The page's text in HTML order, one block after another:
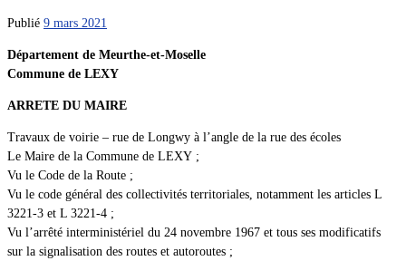
Publié 9 mars 2021
Département de Meurthe-et-Moselle
Commune de LEXY
ARRETE DU MAIRE
Travaux de voirie – rue de Longwy à l’angle de la rue des écoles
Le Maire de la Commune de LEXY ;
Vu le Code de la Route ;
Vu le code général des collectivités territoriales, notamment les articles L
3221-3 et L 3221-4 ;
Vu l’arrêté interministériel du 24 novembre 1967 et tous ses modificatifs
sur la signalisation des routes et autoroutes ;